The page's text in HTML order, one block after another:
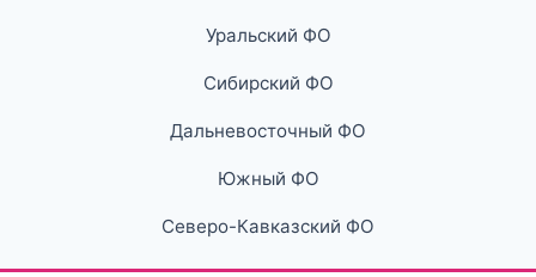
Уральский ФО
Сибирский ФО
Дальневосточный ФО
Южный ФО
Северо-Кавказский ФО